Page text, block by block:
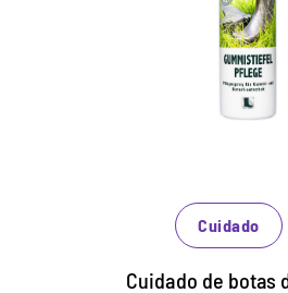
caucho natural y
caucho.
Mantiene las botas elásticas
El producto también es
botas para cascos.
Cuidado
Cuidado de botas